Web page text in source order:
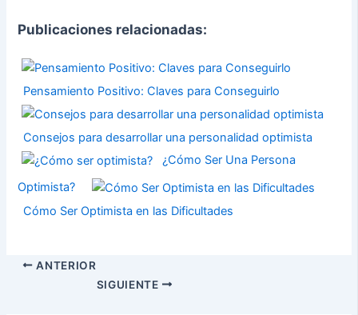
Publicaciones relacionadas:
Pensamiento Positivo: Claves para Conseguirlo
Consejos para desarrollar una personalidad optimista
¿Cómo Ser Una Persona
Optimista?
Cómo Ser Optimista en las Dificultades
ANTERIOR
SIGUIENTE